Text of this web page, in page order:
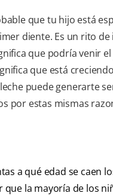
que tu hijo está
diente. Es un rito de
que podría venir el
que está
puede generarte
por estas mismas
a qué edad se caen
que la mayoría de los